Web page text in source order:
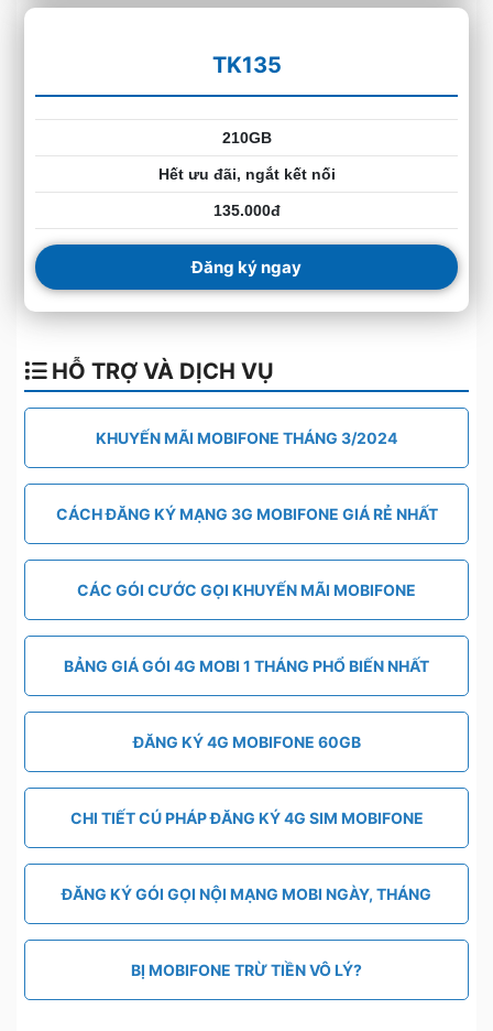
TK135
210GB
Hết ưu đãi, ngắt kết nối
135.000đ
Đăng ký ngay
HỖ TRỢ VÀ DỊCH VỤ
KHUYẾN MÃI MOBIFONE THÁNG 3/2024
CÁCH ĐĂNG KÝ MẠNG 3G MOBIFONE GIÁ RẺ NHẤT
CÁC GÓI CƯỚC GỌI KHUYẾN MÃI MOBIFONE
BẢNG GIÁ GÓI 4G MOBI 1 THÁNG PHỔ BIẾN NHẤT
ĐĂNG KÝ 4G MOBIFONE 60GB
CHI TIẾT CÚ PHÁP ĐĂNG KÝ 4G SIM MOBIFONE
ĐĂNG KÝ GÓI GỌI NỘI MẠNG MOBI NGÀY, THÁNG
BỊ MOBIFONE TRỪ TIỀN VÔ LÝ?